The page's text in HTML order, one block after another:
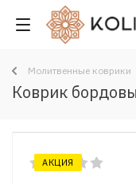
Молитвенные коврики
Коврик
АКЦИЯ